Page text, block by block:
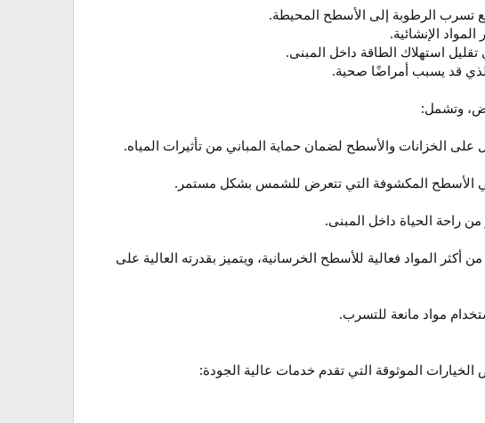
تسرب الرطوبة إلى الأسطح المحيطة.
الإنشائية.
استهلاك الطاقة داخل المبنى.
قد يسبب أمراضًا صحية.
وتشمل:
الخزانات والأسطح لضمان حماية المباني من تأثيرات المياه.
في الأسطح المكشوفة التي تتعرض للشمس بشكل مستمر.
راحة الحياة داخل المبنى.
المواد فعالية للأسطح الخرسانية، ويتميز بقدرته العالية على
مواد مانعة للتسرب.
الموثوقة التي تقدم خدمات عالية الجودة: